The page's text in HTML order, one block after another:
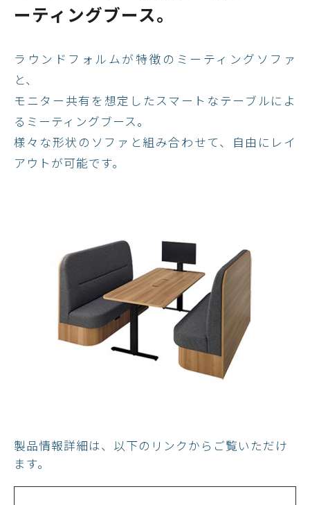
ーティングブース。
ラウンドフォルムが特徴のミーティングソファ
と、
モニター共有を想定したスマートなテーブルによ
るミーティングブース。
様々な形状のソファと組み合わせて、自由にレイ
アウトが可能です。
製品情報詳細は、以下のリンクからご覧いただけ
ます。